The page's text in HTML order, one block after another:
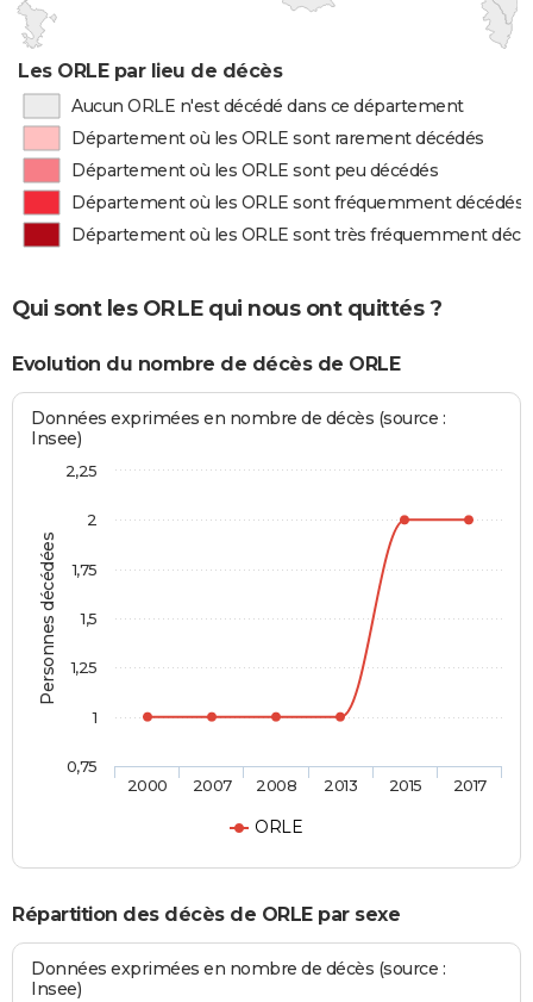
Les ORLE par lieu de décès
Aucun ORLE n'est décédé dans ce département
Département où les ORLE sont rarement décédés
Département où les ORLE sont peu décédés
Département où les ORLE sont fréquemment décédés
Département où les ORLE sont très fréquemment
Qui sont les ORLE qui nous ont quittés ?
Evolution du nombre de décès de ORLE
Personnes décédées
Données exprimées en nombre de décès (source :
Insee)
ORLE
2000 2007 2008 2013 2015 2017
0,75
1
1,25
1,5
1,75
2
2,25
Répartition des décès de ORLE par sexe
Données exprimées en nombre de décès (source :
Insee)